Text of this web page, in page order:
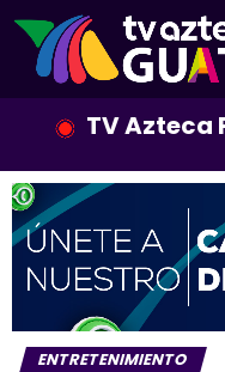
TV Azteca
ENTRETENIMIENTO